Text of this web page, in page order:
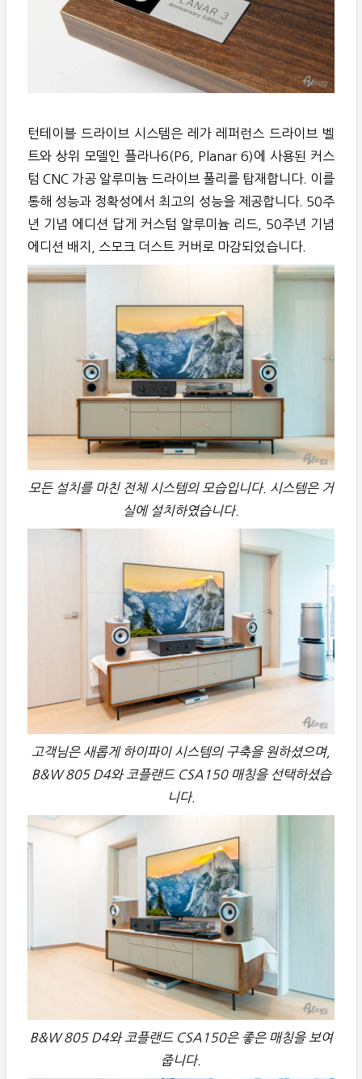
턴테이블 드라이브 시스템은 레가 레퍼런스 드라이브 벨
트와 상위 모델인 플라나6(P6, Planar 6)에 사용된 커스
텀 CNC 가공 알루미늄 드라이브 풀리를 탑재합니다. 이를
통해 성능과 정확성에서 최고의 성능을 제공합니다. 50주
년 기념 에디션 답게 커스텀 알루미늄 리드, 50주년 기념
에디션 배지, 스모크 더스트 커버로 마감되었습니다.
모든 설치를 마친 전체 시스템의 모습입니다. 시스템은 거
실에 설치하였습니다.
고객님은 새롭게 하이파이 시스템의 구축을 원하셨으며,
B&W 805 D4와 코플랜드 CSA150 매칭을 선택하셨습
니다.
B&W 805 D4와 코플랜드 CSA150은 좋은 매칭을 보여
줍니다.